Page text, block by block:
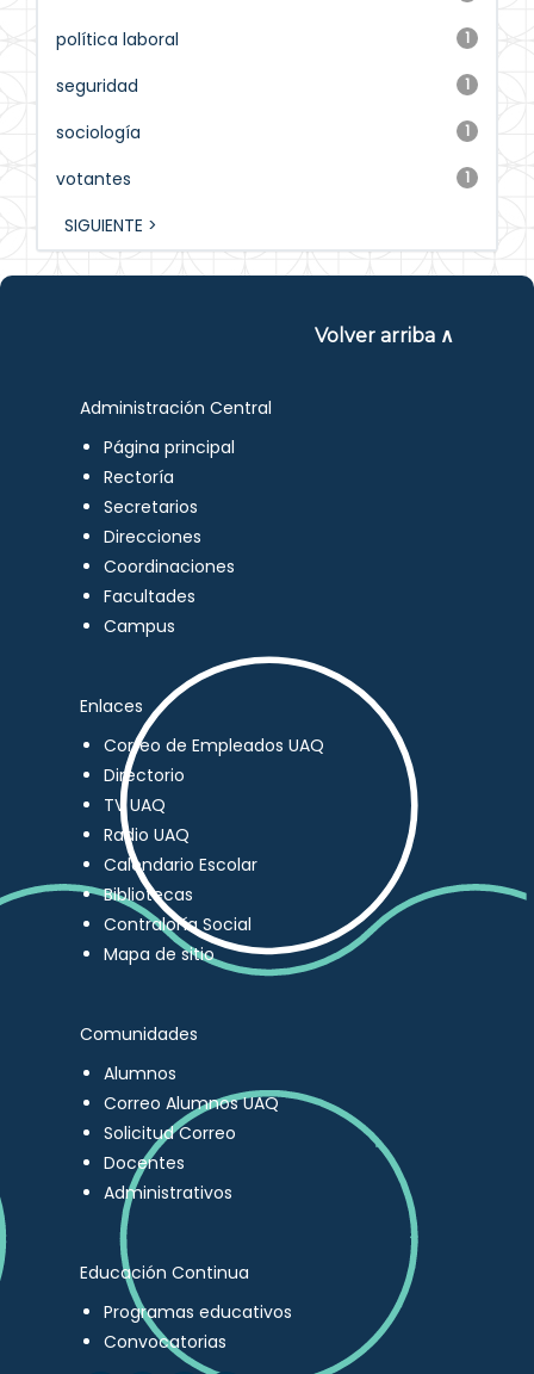
1
política laboral
1
seguridad
1
sociología
1
votantes
SIGUIENTE >
Volver arriba ∧
Administración Central
Página principal
Rectoría
Secretarios
Direcciones
Coordinaciones
Facultades
Campus
Enlaces
Correo de Empleados UAQ
Directorio
TV UAQ
Radio UAQ
Calendario Escolar
Bibliotecas
Contraloría Social
Mapa de sitio
Comunidades
Alumnos
Correo Alumnos UAQ
Solicitud Correo
Docentes
Administrativos
Educación Continua
Programas educativos
Convocatorias